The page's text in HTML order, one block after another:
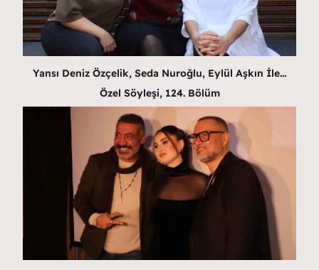
Yansı Deniz Özçelik, Seda Nuroğlu, Eylül Aşkın İle…
Özel Söyleşi, 124. Bölüm